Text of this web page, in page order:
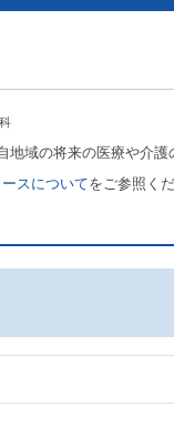
域の将来の医療や介
スについてをご参照くだ